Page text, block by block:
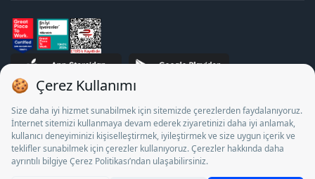
STJ İnsan Kaynakları Bilişim ve Danışmanlık A.Ş. Özel İstihdam
Bürosu Olarak 13/05/2025 - 12/05/2028 tarihleri arasında
faaliyette bulunmak üzere, Türkiye İş Kurumu tarafından
18/04/2025 tarih ve 18095710 sayılı karar uyarınca 1078 nolu